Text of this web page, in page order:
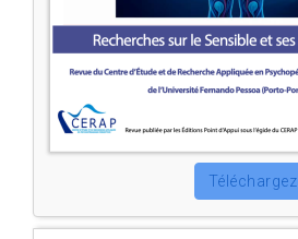
Téléchargez